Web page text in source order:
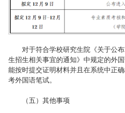
对于符合学校研究生院《关于公
生招生相关事宜的通知》中规定的外
能按时提交证明材料并且在系统中正
考外国语笔试。
（五）其他事项